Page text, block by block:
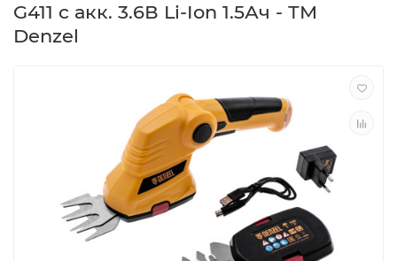
G411 с акк. 3.6В Li-Ion 1.5Ач - ТМ
Denzel